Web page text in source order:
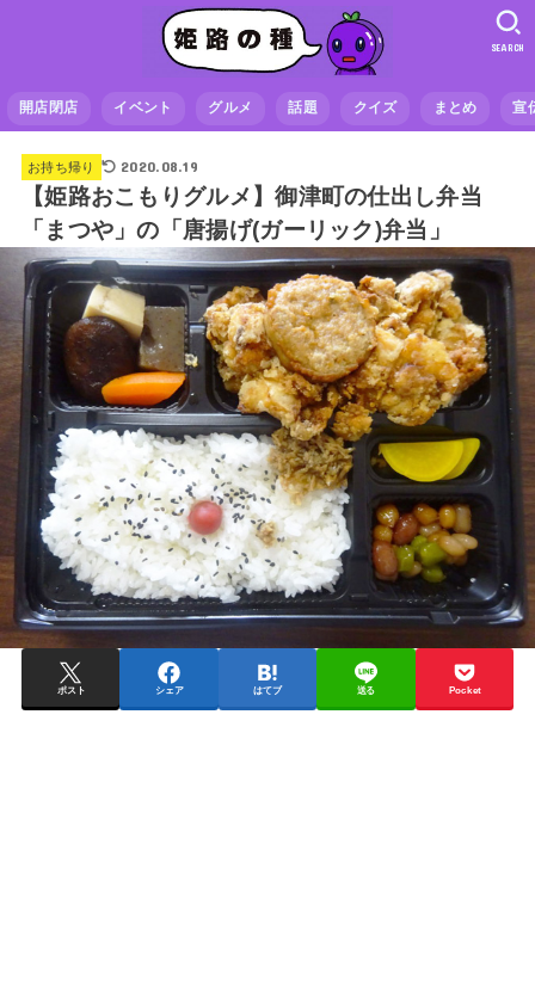
開店閉店 イベント グルメ 話題 クイズ まとめ 宣
SEARCH
お持ち帰り 2020.08.19
【姫路おこもりグルメ】御津町の仕出し弁当
「まつや」の「唐揚げ(ガーリック)弁当」
ポスト シェア はてブ 送る Pocket